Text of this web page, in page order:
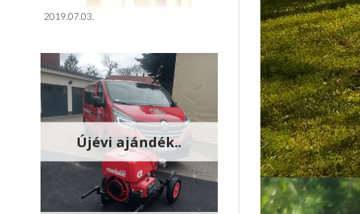
2019.07.03.
Újévi ajándék..